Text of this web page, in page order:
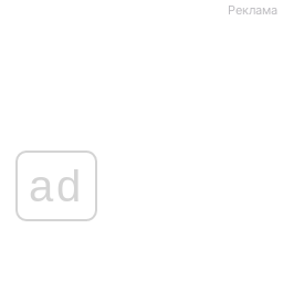
Реклама
ad